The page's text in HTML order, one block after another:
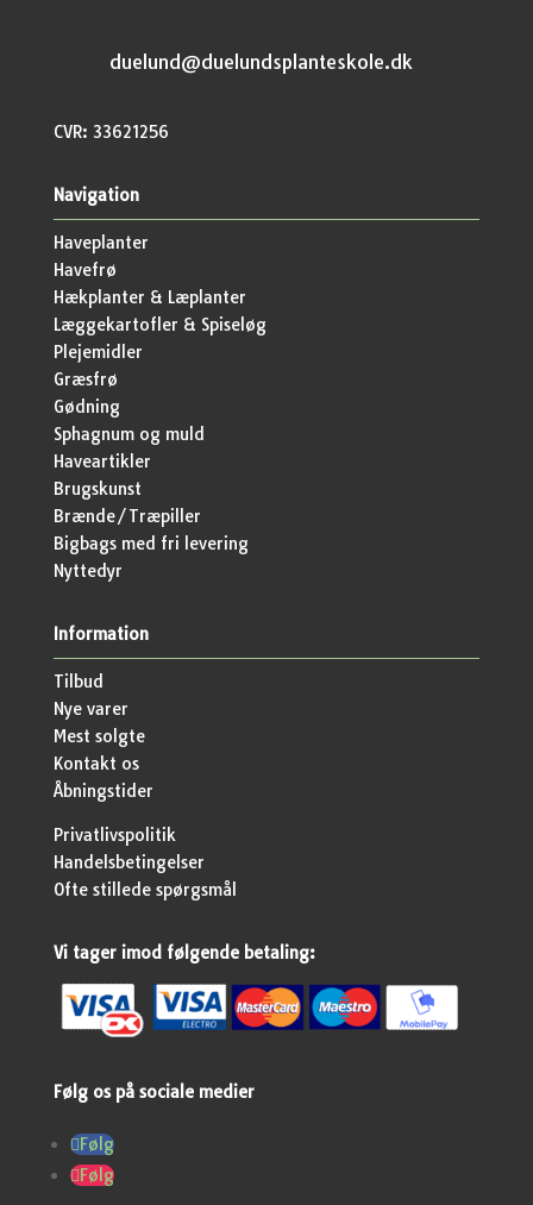
duelund@duelundsplanteskole.dk
CVR: 33621256
Navigation
Haveplanter
Havefrø
Hækplanter & Læplanter
Læggekartofler & Spiseløg
Plejemidler
Græsfrø
Gødning
Sphagnum og muld
Haveartikler
Brugskunst
Brænde/Træpiller
Bigbags med fri levering
Nyttedyr
Information
Tilbud
Nye varer
Mest solgte
Kontakt os
Åbningstider
Privatlivspolitik
Handelsbetingelser
Ofte stillede spørgsmål
Vi tager imod følgende betaling:
Følg os på sociale medier
Følg
Følg